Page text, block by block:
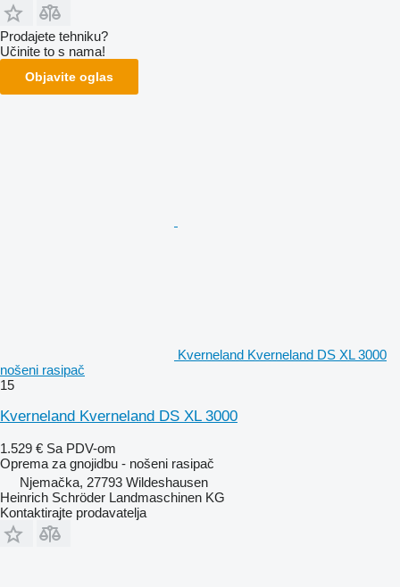
Prodajete tehniku?
Učinite to s nama!
Objavite oglas
Kverneland Kverneland DS XL 3000
nošeni rasipač
15
Kverneland Kverneland DS XL 3000
1.529 € Sa PDV-om
Oprema za gnojidbu - nošeni rasipač
Njemačka, 27793 Wildeshausen
Heinrich Schröder Landmaschinen KG
Kontaktirajte prodavatelja